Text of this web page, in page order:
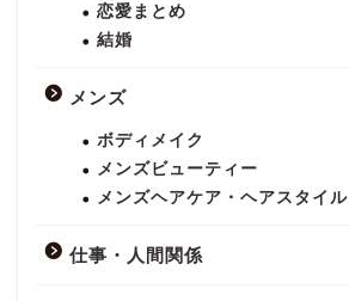
恋愛まとめ
結婚
メンズ
ボディメイク
メンズビューティー
メンズヘアケア・ヘアスタイル
仕事・人間関係